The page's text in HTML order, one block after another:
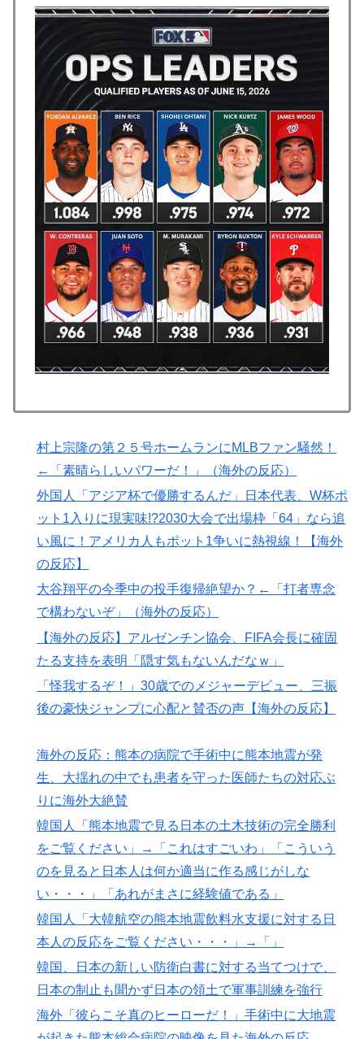
抜けるように注射していたものがこちら…」→「恥ずか
しい…（ﾌﾞﾙﾌﾞﾙ」＝韓国の反応
ぺこぱ松蔭寺「みんな右とか左とか拘りすぎ。思想関係
なく応援しようよ」
【伝説の100得点、いまだ都市伝説扱い】海外「バムの
83点でようやく信じた」
軽飛行機が屋根すれすれを抜けて飛行場へ、車輪を出さ
ないまま胴体着陸「これよりひどい着陸なら山ほど見て
きた」【海外の反応】
韓国人「トヨタが2027年に次世代ハイブリッドバッテ
リーを導入へ！最大1000kmの航続距離や超高速充電を
目指す」
【海外の反応】アルゼンチン協会、FIFA会長に確固たる
支持を表明「隠す気もないんだなｗ」
【MLB】化け物みたいな球を投げるクローザーを先発に
てしまったディズニー信者、帰国後『本家』に失望する
事態に
▶ 大地震が起きても手術をやり遂げる日本の医療チーム、
海外でも凄すぎると絶賛
▶ フランス人「欲張りすぎだ」中村敬斗、ランス残留の可
能性を会長が示唆！移籍金が交渉の壁に..現地サポの本
音がこれ！【海外の反応】
▶ 韓国人「日本メディアが2002年ワールドカップ韓国準
決勝も調査すべきと主張！」→「英国メディアも一斉に
指摘‥」
海外の反応：熊本の病院で手術中に熊本地震が発生、大
揺れの中でも患者を守った医師たちの対応ぶりに海外大
▶ 韓国人「日本メディアが大型台風13号が急カーブで韓国
方面に向かって来ると予報！」→「予想外の進路‥」
▶
外国人「アジア杯で優勝するんだ」日本代表、W杯ポッ
に！アメリカ人もポット1争いに熱視線！【海外の反
応】
【衝撃】韓国人「日本の名門女子校、漫画のままかよ」
▶
海外「さすが日本！」日本とドイツの仕事効率の差が分
かる数字に海外が大騒ぎ
▶
韓国人「大韓航空の熊本地震飲料水支援に対する日本人
▶ 新聞さん、壮大な縦読みを仕込んでしまうwww
韓国人「熊本地震で見る日本の土木技術の完全勝利をご
村上宗隆の第２５号ホームランにMLBファン騒然！
←「素晴らしいパワーだ！」（海外の反応）
外国人「アジア杯で優勝するんだ」日本代表、W杯ポ
ット1入りに現実味!?2030大会で出場枠「64」なら追
い風に！アメリカ人もポット1争いに熱視線！【海外
の反応】
大谷翔平の今季中の投手復帰絶望か？←「打者専念
で構わないぞ」（海外の反応）
【海外の反応】アルゼンチン協会、FIFA会長に確固
たる支持を表明「隠す気もないんだなｗ」
「怪我するぞ！」30歳でのメジャーデビュー、三振
後の豪快ジャンプに心配と賛否の声【海外の反応】
海外の反応：熊本の病院で手術中に熊本地震が発
生、大揺れの中でも患者を守った医師たちの対応ぶ
りに海外大絶賛
韓国人「熊本地震で見る日本の土木技術の完全勝利
をご覧ください」→「これはすごいわ」「こういう
のを見ると日本人は何か適当に作る感じがしな
い・・・」「あれがまさに経験値である」
韓国人「大韓航空の熊本地震飲料水支援に対する日
本人の反応をご覧ください・・・」→「」
韓国、日本の新しい防衛白書に対する当てつけで、
日本の制止も聞かず日本の領土で軍事訓練を強行
海外「彼らこそ真のヒーローだ！」手術中に大地震